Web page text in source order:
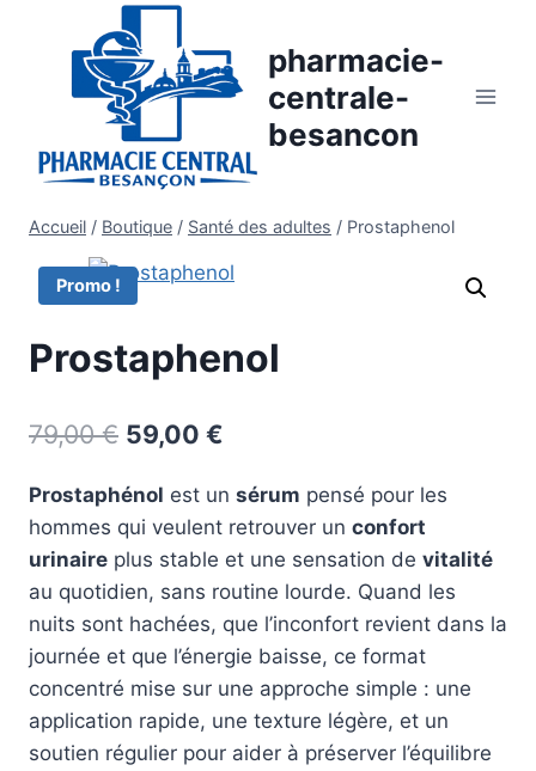
pharmacie-
centrale-
besancon
Accueil / Boutique / Santé des adultes / Prostaphenol
Promo !
Prostaphenol
79,00€ Le
initial
était :
79,00 €.
59,00 €
actuel
est :
59,00 €.
Prostaphénol est un sérum pensé pour les
hommes qui veulent retrouver un confort
urinaire plus stable et une sensation de vitalité
au quotidien, sans routine lourde. Quand les
nuits sont hachées, que l’inconfort revient dans la
journée et que l’énergie baisse, ce format
concentré mise sur une approche simple : une
application rapide, une texture légère, et un
soutien régulier pour aider à préserver l’équilibre